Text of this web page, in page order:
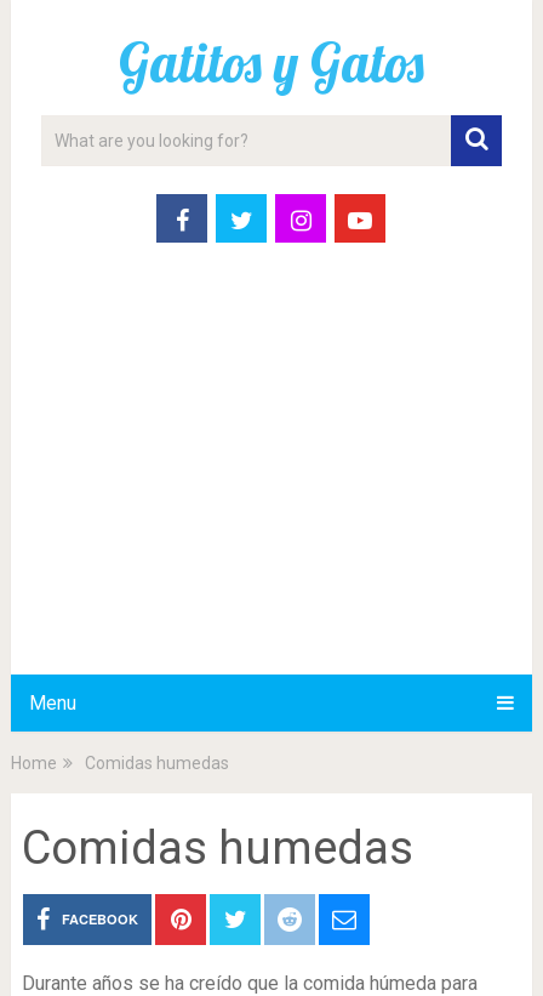
Gatitos y Gatos
Menu
Home Comidas humedas
Comidas humedas
FACEBOOK
Durante años se ha creído que la comida húmeda para